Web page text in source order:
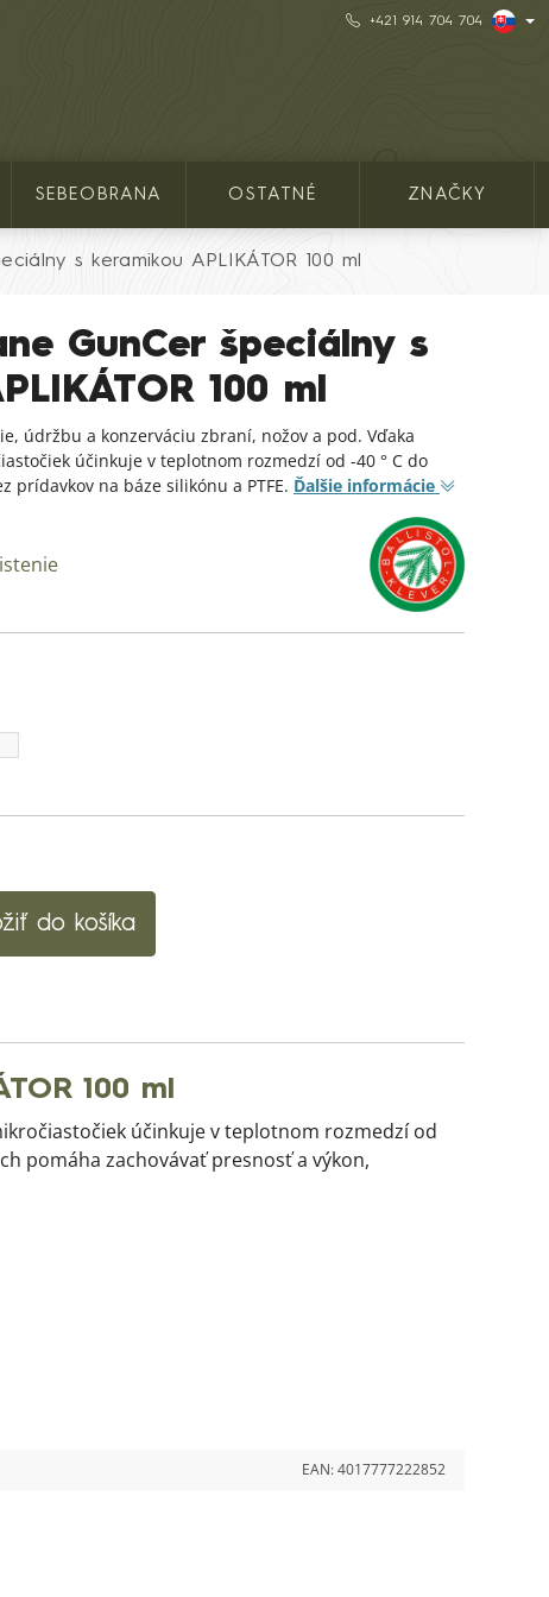
+421 914 704 704
SEBEOBRANA OSTATNÉ ZNAČKY
s keramikou APLIKÁTOR 100 ml
GunCer špeciálny s
100 ml
údržbu a konzerváciu zbraní, nožov a pod. Vďaka
účinkuje v teplotnom rozmedzí od -40 ° C do
prídavkov na báze silikónu a PTFE. Ďalšie informácie
do košíka
100 ml
účinkuje v teplotnom rozmedzí od
pomáha zachovávať presnosť a výkon,
EAN:4017777222852